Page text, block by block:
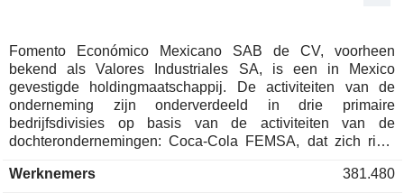
Japan
0,02%
Finland
0,01%
Zwitserland
0,01%
Zuid-Afrika
0,01%
Fomento Económico Mexicano SAB de CV, voorheen
bekend als Valores Industriales SA, is een in Mexico
gevestigde holdingmaatschappij. De activiteiten van de
onderneming zijn onderverdeeld in drie primaire
bedrijfsdivisies op basis van de activiteiten van de
dochterondernemingen: Coca-Cola FEMSA, dat zich richt
diverse soorten dranken, voornamelijk via Coca-Cola
Werknemers 381.480